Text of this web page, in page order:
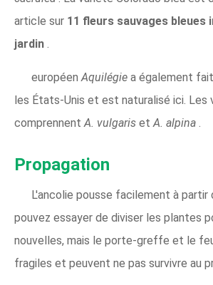
article sur 11 fleurs sauvages bleues
jardin .
européenAquilégie a également
les États-Unis et est naturalisé ici. Les
comprennentA. vulgaris etA. alpina .
Propagation
L'ancolie pousse facilement à partir
pouvez essayer de diviser les plantes
nouvelles, mais le porte-greffe et le
fragiles et peuvent ne pas survivre au